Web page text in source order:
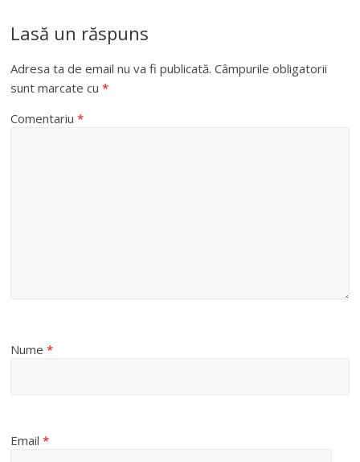
Lasă un răspuns
Adresa ta de email nu va fi publicată. Câmpurile obligatorii
sunt marcate cu*
Comentariu*
Nume*
Email*